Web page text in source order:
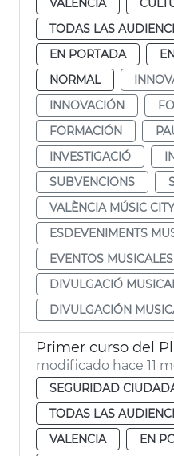
TODAS LAS
EN PORTADA
NORMAL
INNOVACIÓN
FORMACIÓN
INVESTIGACIÓ
SUBVENCIONS
VALÈNCIA MÚSIC CITY
ESDEVENIMENTS
EVENTOS MUSICALES
DIVULGACIÓ
DIVULGACIÓN
modificado hace 11
SEGURIDAD
TODAS LAS
VALENCIA
EN